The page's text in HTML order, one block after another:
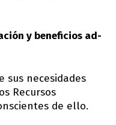
y beneficios ad-
sus necesidades
Recursos
de ello.